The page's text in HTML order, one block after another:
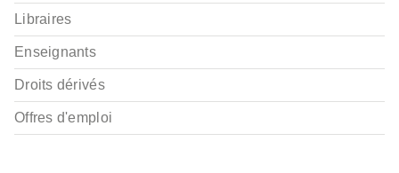
Libraires
Enseignants
Droits dérivés
Offres d'emploi